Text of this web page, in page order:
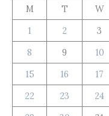
M
T W
1
2 3
8
9 10
15
16 17
22
23 24